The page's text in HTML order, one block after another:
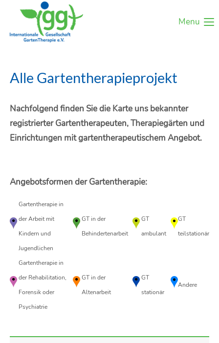
Menu
Alle Gartentherapieprojekt
Nachfolgend finden Sie die Karte uns bekannter
registrierter Gartentherapeuten, Therapiegärten und
Einrichtungen mit gartentherapeutischem Angebot.
Angebotsformen der Gartentherapie:
Gartentherapie in
der Arbeit mit
Kindern und
Jugendlichen
GT in der
Behindertenarbeit
GT
ambulant
GT
teilstationär
Gartentherapie in
der Rehabilitation,
Forensik oder
Psychiatrie
GT in der
Altenarbeit
GT
stationär
Andere